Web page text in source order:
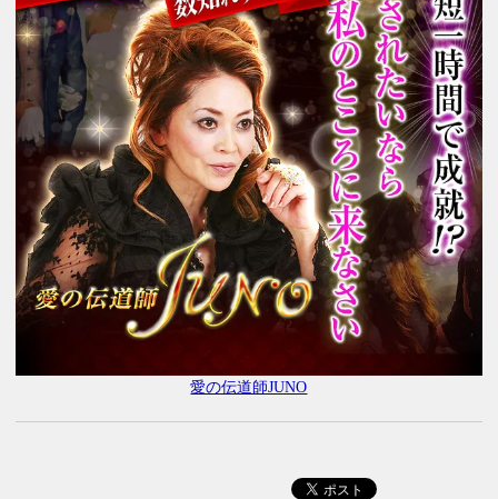
愛の伝道師JUNO